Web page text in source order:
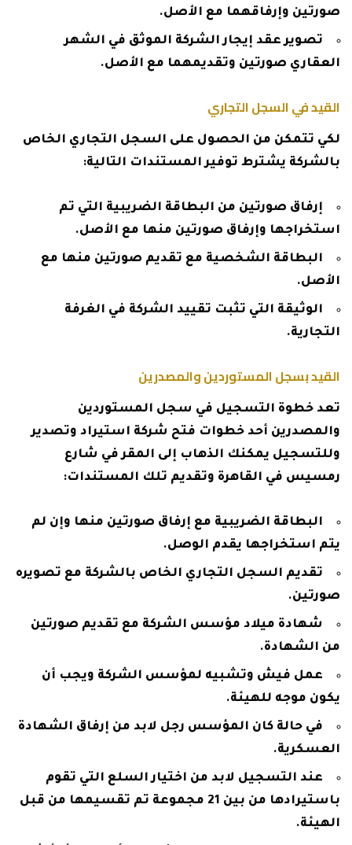
صورتين وإرفاقهما مع الأصل.
تصوير عقد إيجار الشركة الموثق في الشهر
العقاري صورتين وتقديمهما مع الأصل.
القيد في السجل التجاري
لكي تتمكن من الحصول على السجل التجاري الخاص
بالشركة يشترط توفير المستندات التالية:
إرفاق صورتين من البطاقة الضريبية التي تم
استخراجها وإرفاق صورتين منها مع الأصل.
البطاقة الشخصية مع تقديم صورتين منها مع
الأصل.
الوثيقة التي تثبت تقييد الشركة في الغرفة
التجارية.
القيد بسجل المستوردين والمصدرين
تعد خطوة التسجيل في سجل المستوردين
والمصدرين أحد خطوات فتح شركة استيراد وتصدير
وللتسجيل يمكنك الذهاب إلى المقر في شارع
رمسيس في القاهرة وتقديم تلك المستندات:
البطاقة الضريبية مع إرفاق صورتين منها وإن لم
يتم استخراجها يقدم الوصل.
تقديم السجل التجاري الخاص بالشركة مع تصويره
صورتين.
شهادة ميلاد مؤسس الشركة مع تقديم صورتين
من الشهادة.
عمل فيش وتشبيه لمؤسس الشركة ويجب أن
يكون موجه للهيئة.
في حالة كان المؤسس رجل لابد من إرفاق الشهادة
العسكرية.
عند التسجيل لابد من اختيار السلع التي تقوم
باستيرادها من بين 21 مجموعة تم تقسيمها من قبل
الهيئة.